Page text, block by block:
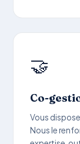
🤝
Co-
Vous
Nous le